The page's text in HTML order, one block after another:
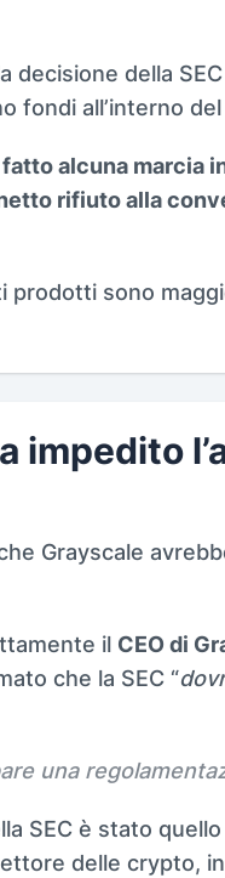
decisione della SEC
fondi all’interno
fatto alcuna marcia
rifiuto alla
prodotti sono
impedito
Grayscale
il CEO di
che la SEC “
una
SEC è stato
delle crypto,